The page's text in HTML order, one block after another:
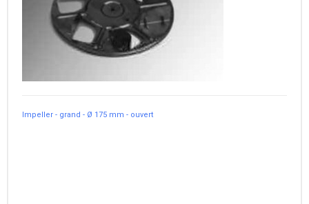
Impeller - grand - Ø 175 mm - ouvert